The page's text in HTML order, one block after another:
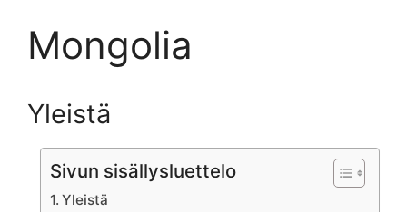
Mongolia
Yleistä
Sivun sisällysluettelo
Yleistä